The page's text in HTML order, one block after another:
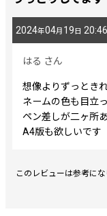
2024年04月 19 日 20:46
はる さん
想像よりずっとき
ネームの色も目立
ペン差しが二ヶ所
A4版も欲しいです
このレビューは参考に